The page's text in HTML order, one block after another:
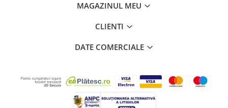
MAGAZINUL MEU
CLIENTI
DATE COMERCIALE